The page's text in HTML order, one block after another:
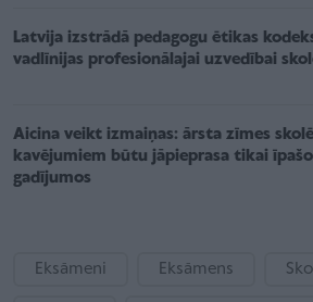
Latvija izstrādā pedagogu ētikas
vadlīnijas profesionālajai uzvedībai
Aicina veikt izmaiņas: ārsta zīmes
kavējumiem būtu jāpieprasa tikai
gadījumos
Eksāmeni Eksāmens